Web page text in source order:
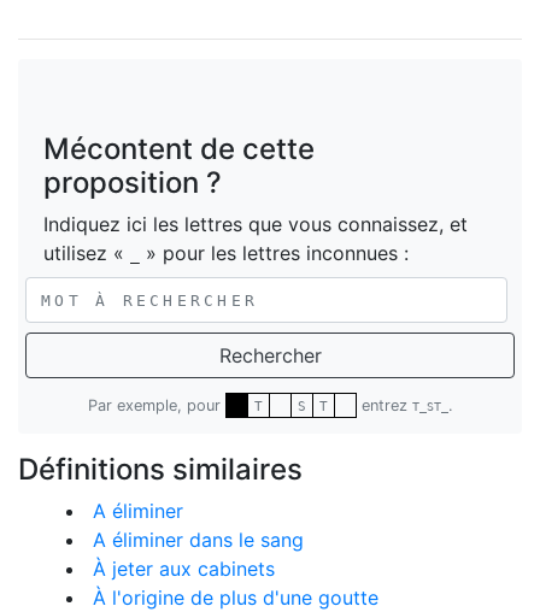
Mécontent de cette
proposition ?
Indiquez ici les lettres que vous connaissez, et
utilisez «
» pour les lettres inconnues :
Rechercher
Par exemple, pour T S T entrez T_ST_ .
Définitions similaires
A éliminer
A éliminer dans le sang
À jeter aux cabinets
À l'origine de plus d'une goutte